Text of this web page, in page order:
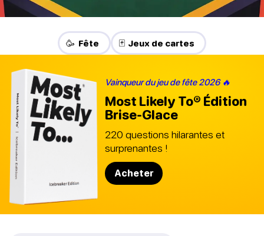
🥳 Fête 🃏 Jeux de cartes
Vainqueur du jeu de fête 2026 🔥
Most Likely To® Édition
Brise-Glace
220 questions hilarantes et
surprenantes !
Acheter